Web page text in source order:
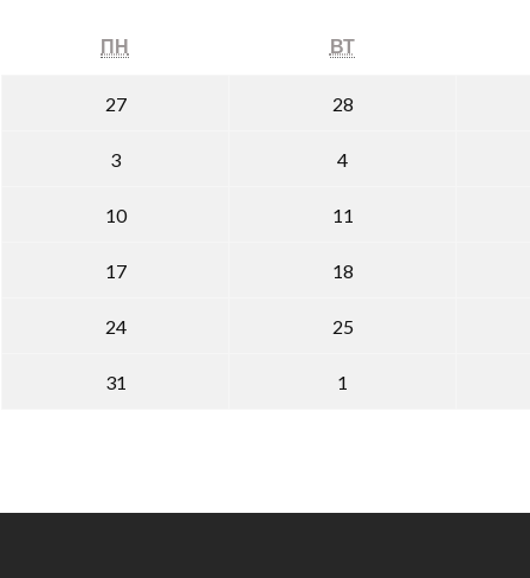
ПН ВТВТОРНИК
2727.07.2026 2828.07.2026
303.08.2026 4
1010.08.2026 11
1717.08.2026 1818.08.2026
2424.08.2026 2525.08.2026
31 1